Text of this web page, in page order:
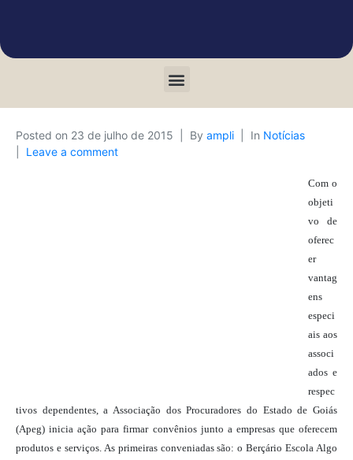
Posted on 23 de julho de 2015 By ampli In Notícias
Leave a comment
Com o
objeti
vo de
oferec
er
vantag
ens
especi
ais aos
associ
ados e
respec
tivos dependentes, a Associação dos Procuradores do Estado de Goiás
(Apeg) inicia ação para firmar convênios junto a empresas que oferecem
produtos e serviços. As primeiras conveniadas são: o Berçário Escola Algo